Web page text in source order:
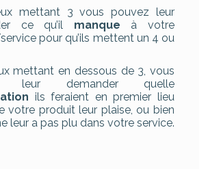
mettant 3 vous pouvez leur
ce qu’il manque à votre
pour qu’ils mettent un 4 ou
mettant en dessous de 3, vous
leur demander quelle
ils feraient en premier lieu
votre produit leur plaise, ou bien
leur a pas plu dans votre service.